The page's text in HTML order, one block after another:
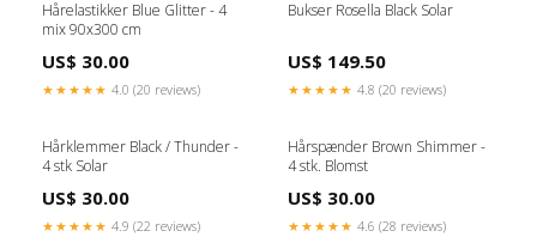
Hårelastikker Blue Glitter - 4
mix 90x300 cm
US$ 30.00
★★★★★ 4.0 (20 reviews)
Bukser Rosella Black Solar
US$ 149.50
★★★★★ 4.8 (20 reviews)
Hårklemmer Black / Thunder -
4 stk Solar
US$ 30.00
★★★★★ 4.9 (22 reviews)
Hårspænder Brown Shimmer -
4 stk. Blomst
US$ 30.00
★★★★★ 4.6 (28 reviews)